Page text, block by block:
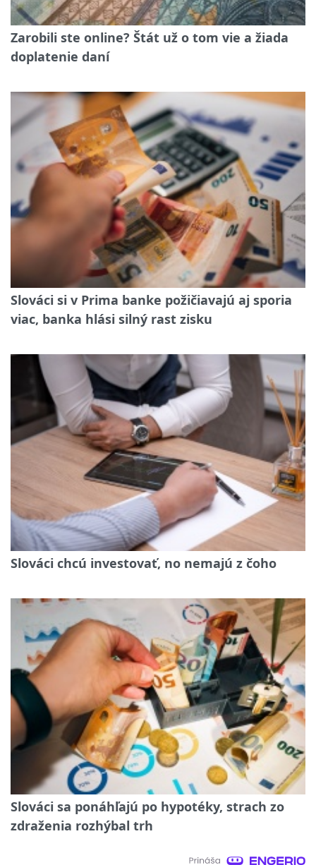
Zarobili ste online? Štát už o tom vie a žiada
doplatenie daní
Slováci si v Prima banke požičiavajú aj sporia
viac, banka hlási silný rast zisku
Slováci chcú investovať, no nemajú z čoho
Slováci sa ponáhľajú po hypotéky, strach zo
zdraženia rozhýbal trh